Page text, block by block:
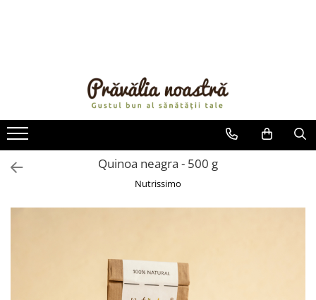
ULEIURI ȘI UNTURI
MĂSLINE
FRUCTE DESHIDRATATE
FRUCTE LA CONSERVĂ
BĂUTURI / LAPTE VEGETAL
Quinoa neagra - 500 g
Nutrissimo